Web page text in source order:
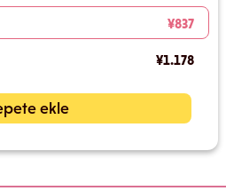
¥837
¥1.178
ekle